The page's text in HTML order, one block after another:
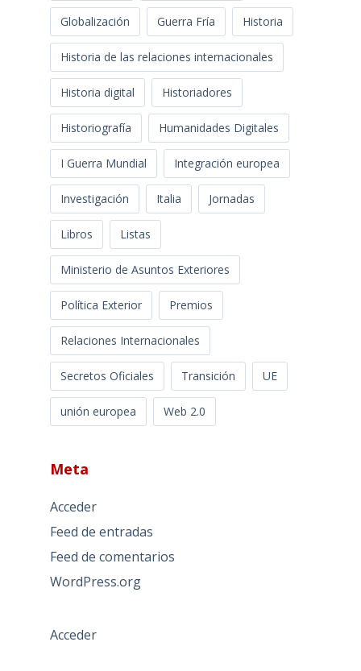
Globalización Guerra Fría Historia
Historia de las relaciones internacionales
Historia digital Historiadores
Historiografía Humanidades Digitales
I Guerra Mundial Integración europea
Investigación Italia Jornadas
Libros Listas
Ministerio de Asuntos Exteriores
Política Exterior Premios
Relaciones Internacionales
Secretos Oficiales Transición UE
unión europea Web 2.0
Meta
Acceder
Feed de entradas
Feed de comentarios
WordPress.org
Acceder